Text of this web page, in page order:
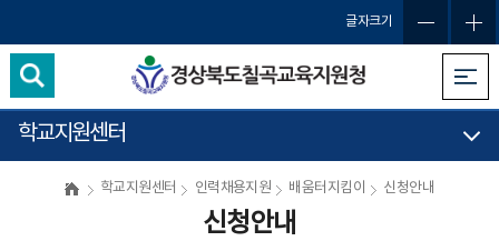
글자크기
학교지원센터
학교지원센터 인력채용지원 배움터지킴이 신청안내
신청안내